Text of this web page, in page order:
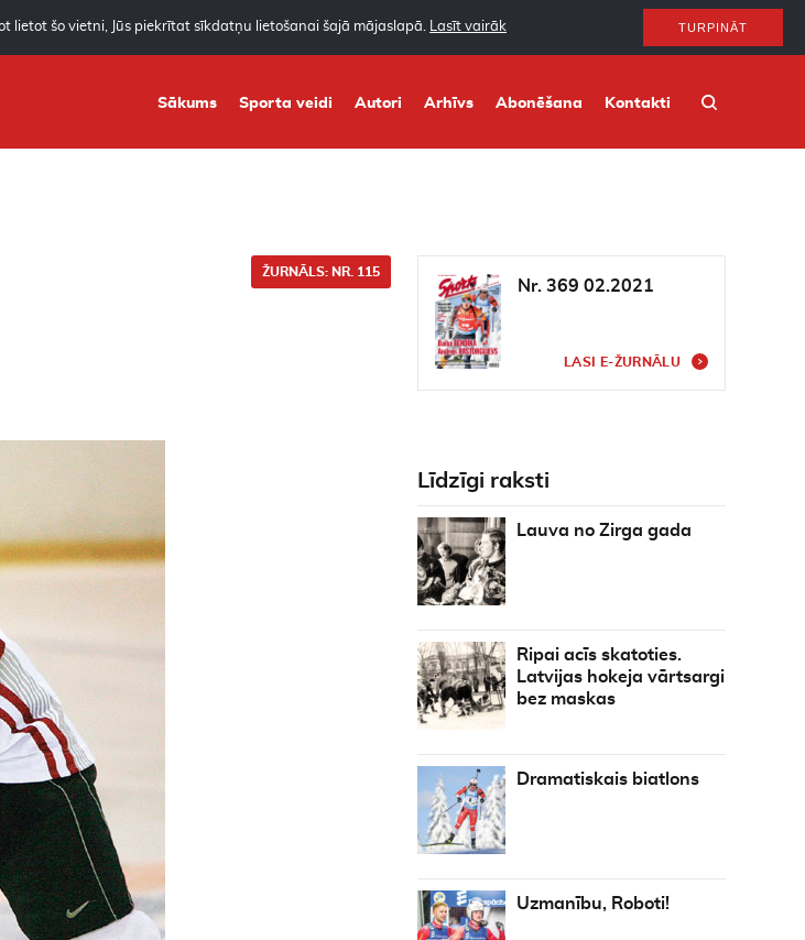
lietot šo vietni, Jūs piekrītat sīkdatņu lietošanai šajā mājaslapā. Lasīt vairāk TURPINĀT
Sākums Sporta veidi Autori Arhīvs Abonēšana Kontakti
ŽURNĀLS: NR. 115
Nr. 369 02.2021
LASI E-ŽURNĀLU
Līdzīgi raksti
Lauva no Zirga gada
Ripai acīs skatoties.
Latvijas hokeja vārtsargi
bez maskas
Dramatiskais biatlons
Uzmanību, Roboti!